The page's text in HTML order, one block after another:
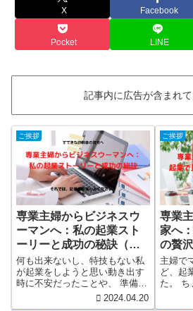
X Facebook
Pocket LINE
記事内に広告が含まれて
ご挨拶
専業主婦からビジネスウ
ーマンへ：私の起業スト
ーリーと成功の秘訣（新
サイト）
何も出来ないし、特技もない私
が起業をしようと思い動き出す
時に不安だったことや、 準備し
たこと記事にしています。 主婦
2024.04.20
ご挨拶
専業
家へ
の贅
イト
主婦で
ど、起
た。 ち
何で